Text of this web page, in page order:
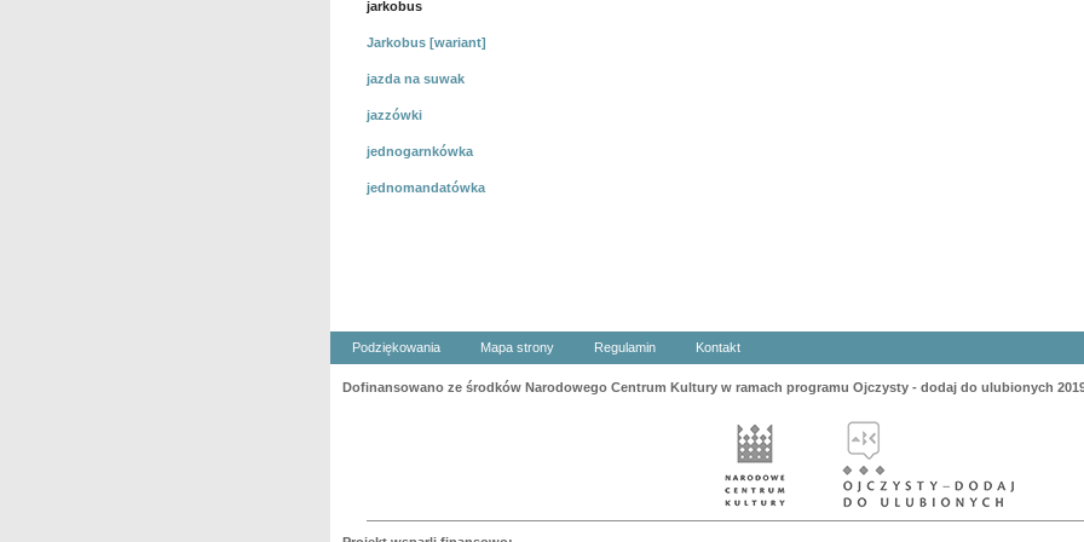
jarkobus
Jarkobus [wariant]
jazda na suwak
jazzówki
jednogarnkówka
jednomandatówka
Podziękowania Mapa strony Regulamin Kontakt
Dofinansowano ze środków Narodowego Centrum Kultury w ramach programu Ojczysty - dodaj do ulubionych